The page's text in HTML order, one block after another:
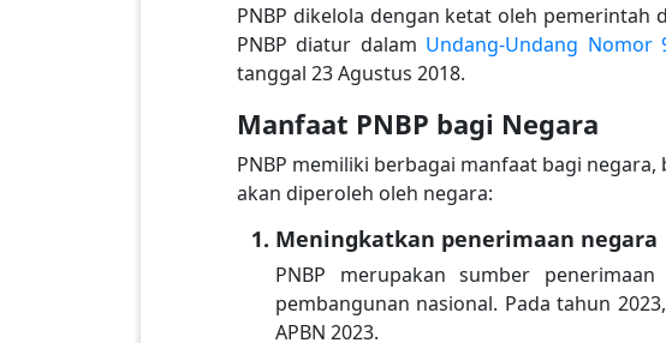
PNBP dikelola dengan ketat oleh
PNBP diatur dalam Undang-Undang Nomor
tanggal 23 Agustus 2018.
Manfaat PNBP bagi Negara
PNBP memiliki berbagai manfaat bagi
akan diperoleh oleh negara:
Meningkatkan penerimaan negara
PNBP merupakan sumber
pembangunan nasional. Pada tahun
APBN 2023.